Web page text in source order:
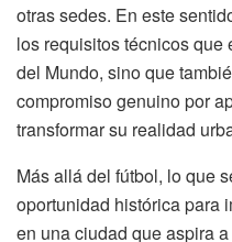
otras sedes. En este
los requisitos técnicos
del Mundo, sino que
compromiso genuino por
transformar su realidad
Más allá del fútbol, lo que
oportunidad histórica para
en una ciudad que aspira